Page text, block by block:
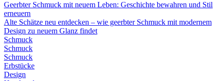
Geerbter Schmuck mit neuem Leben: Geschichte bewahren und Stil
erneuern
Alte Schätze neu entdecken – wie geerbter Schmuck mit modernem
Design zu neuem Glanz findet
Schmuck
Schmuck
Schmuck
Erbstücke
Design